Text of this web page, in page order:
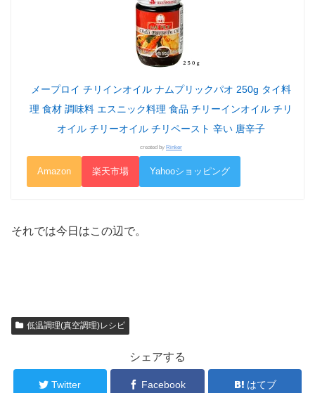
メープロイ チリインオイル ナムプリックパオ 250g タイ料
理 食材 調味料 エスニック料理 食品 チリーインオイル チリ
オイル チリーオイル チリペースト 辛い 唐辛子
created by Rinker
Amazon 楽天市場 Yahooショッピング
それでは今日はこの辺で。
低温調理(真空調理)レシピ
シェアする
Twitter Facebook はてブ